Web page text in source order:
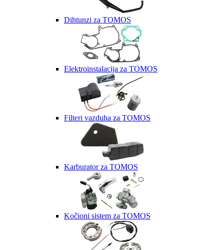
Dihtunzi za TOMOS
Elektroinstalacija za TOMOS
Filteri vazduha za TOMOS
Karburator za TOMOS
Kočioni sistem za TOMOS